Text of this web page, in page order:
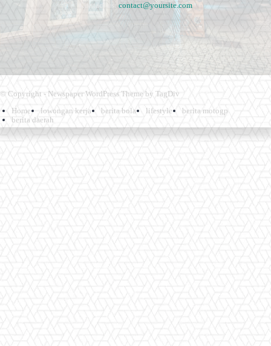
Contact us: contact@yoursite.com
© Copyright - Newspaper WordPress Theme by TagDiv
Home
lowongan kerja berita bola lifestyle
berita motogp
berita daerah